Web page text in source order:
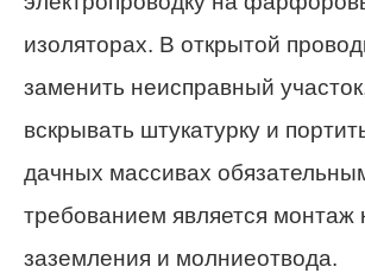
изоляторах. В открытой
заменить неисправный
вскрывать штукатурку и
дачных массивах
требованием является монтаж
заземления и молниеотвода.